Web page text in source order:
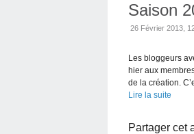
Saison
26 Février 2013,
Les bloggeurs
hier aux
de la création.
Lire la suite
Partager cet